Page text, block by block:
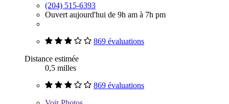
(204) 515-6393
Ouvert aujourd'hui de 9h am à 7h pm
869 évaluations
Distance estimée
0,5 milles
869 évaluations